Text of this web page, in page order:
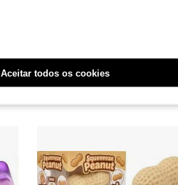
#5 Mais Vendido em TPR Novidades e brinquedos engraçados para adol
R$14,96 800+ vendido
Aceitar todos os cookies